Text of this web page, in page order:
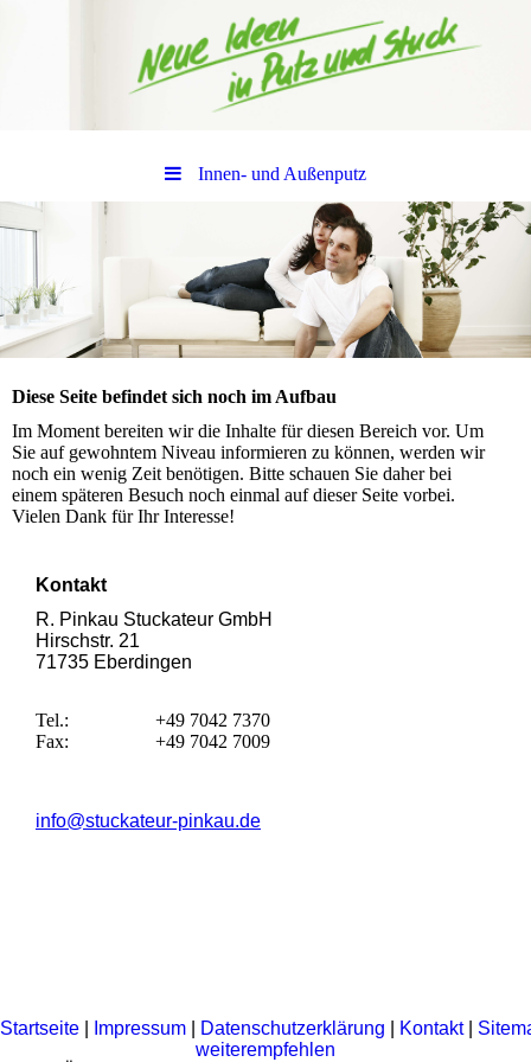
Innen- und Außenputz
Diese Seite befindet sich noch im Aufbau
Im Moment bereiten wir die Inhalte für diesen Bereich vor. Um
Sie auf gewohntem Niveau informieren zu können, werden wir
noch ein wenig Zeit benötigen. Bitte schauen Sie daher bei
einem späteren Besuch noch einmal auf dieser Seite vorbei.
Vielen Dank für Ihr Interesse!
Kontakt
R. Pinkau Stuckateur GmbH
Hirschstr. 21
71735 Eberdingen
Tel.:
Fax:
+49 7042 7370
+49 7042 7009
info@stuckateur-pinkau.de
Startseite Impressum Datenschutzerklärung Kontakt|
weiterempfehlen